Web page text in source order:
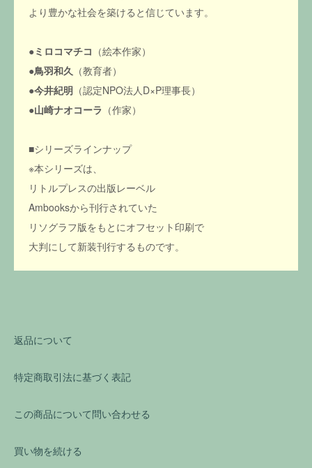
より豊かな社会を築けると信じています。
●ミロコマチコ （絵本作家）
●鳥羽和久 （教育者）
●今井紀明 （認定NPO法人D×P理事長）
●山崎ナオコーラ （作家）
■シリーズラインナップ
※本シリーズは、
リトルプレスの出版レーベル
Ambooksから刊行されていた
リソグラフ版をもとにオフセット印刷で
大判にして新装刊行するものです。
返品について
特定商取引法に基づく表記
この商品について問い合わせる
買い物を続ける